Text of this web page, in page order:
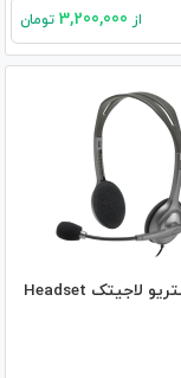
از تومان
هدست استریو لاجیتک Headset